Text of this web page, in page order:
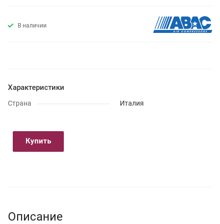
В наличии
Характеристики
Страна Италия
Купить
Описание